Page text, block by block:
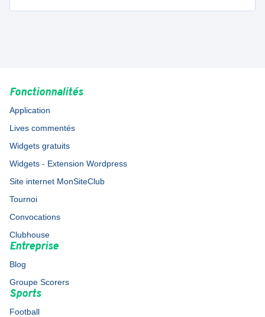
Fonctionnalités
Application
Lives commentés
Widgets gratuits
Widgets - Extension Wordpress
Site internet MonSiteClub
Tournoi
Convocations
Clubhouse
Entreprise
Blog
Groupe Scorers
Sports
Football